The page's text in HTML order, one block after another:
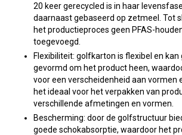
20 keer gerecycled is in haar
daarnaast gebaseerd op zetmeel. Tot
het productieproces geen PFAS-
toegevoegd.
Flexibiliteit: golfkarton is flexibel en
gevormd om het product heen,
voor een verscheidenheid aan vormen
het ideaal voor het verpakken van
verschillende afmetingen en vormen.
Bescherming: door de golfstructuur
goede schokabsorptie, waardoor het